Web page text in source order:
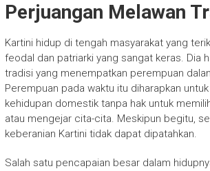
Perjuangan Melawan
Kartini hidup di tengah masyarakat yang
feodal dan patriarki yang sangat keras. Dia
tradisi yang menempatkan perempuan
Perempuan pada waktu itu diharapkan
kehidupan domestik tanpa hak untuk
atau mengejar cita-cita. Meskipun begitu,
keberanian Kartini tidak dapat dipatahkan.
Salah satu pencapaian besar dalam